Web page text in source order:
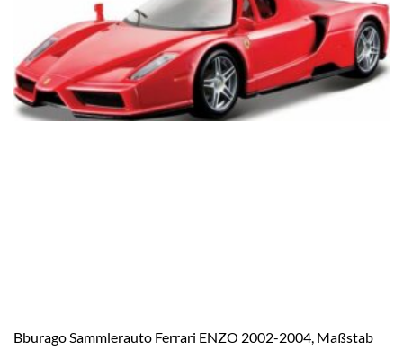
Bburago Sammlerauto Ferrari ENZO 2002-2004, Maßstab